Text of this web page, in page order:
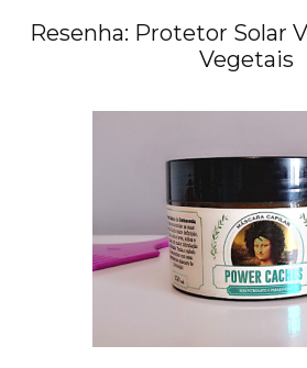
Resenha: Protetor Solar
Vegetais